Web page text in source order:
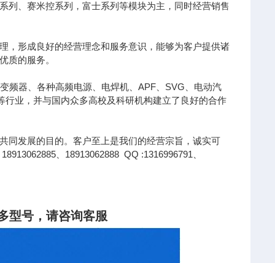
列、赛米控系列，富士系列等模块为主，同时经营销售
，形成良好的经营理念和服务意识，能够为客户提供诸
质的服务。
频器、各种高频电源、电焊机、APF、SVG、电动汽
业，并与国内众多高校及科研机构建立了良好的合作
同发展的目的。客户至上是我们的经营宗旨，诚实可
、18913062888 QQ :1316996791、
型号，请咨询客服